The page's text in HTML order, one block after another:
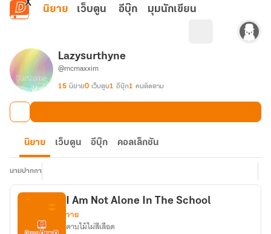
ข้ามไปยังเนื้อหาหลัก
นิยาย เว็บตูน อีบุ๊ก มุมนักเขียน
Lazysurthyne
@mcmaxxim
15 นิยาย0 เว็บตูน1 อีบุ๊ก1 คนติดตาม
นิยาย เว็บตูน อีบุ๊ก คอลเล็กชัน
นามปากกา
I Am Not Alone In The School
วาย
ดาบไม้ไผ่สีเลือด